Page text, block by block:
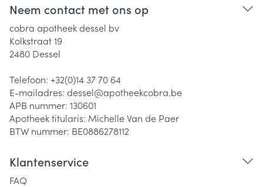
Neem contact met ons op
cobra apotheek dessel bv
Kolkstraat 19
2480 Dessel
Telefoon: +32(0)14 37 70 64
E-mailadres: dessel@apotheekcobra.be
APB nummer: 130601
Apotheek titularis: Michelle Van de Paer
BTW nummer: BE0886278112
Klantenservice
FAQ